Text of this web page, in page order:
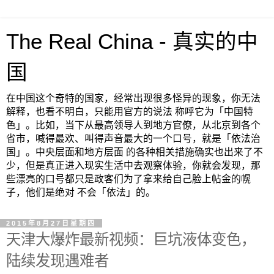
The Real China - 真实的中
国
在中国这个奇特的国家，经常出现很多怪异的现象，你无法
解释，也看不明白，只能用官方的说法 称呼它为「中国特
色」。比如，当下从最高领导人到地方官僚，从北京到各个
省市，喊得最欢、叫得声音最大的一个口号，就是「依法治
国」。中央层面和地方层面 的各种相关措施确实也出来了不
少，但是真正进入现实生活中去观察体验，你就会发现，那
些漂亮的口号都只是政客们为了拿来给自己脸上帖金的幌
子，他们是绝对 不会「依法」的。
2015年8月27日星期四
天津大爆炸最新视频：巨坑液体变色，
陆续发现遇难者